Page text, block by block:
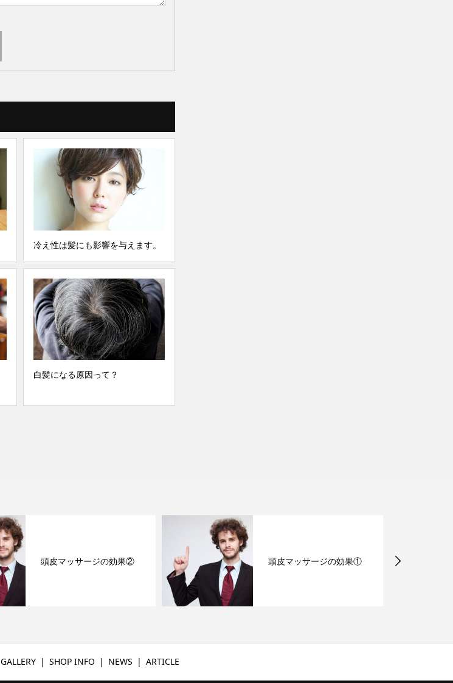
冷え性は髪にも影響を与えます。
白髪になる原因って？
頭皮マッサージの効果② 頭皮マッサージの効果①
GALLERY SHOP INFO NEWS ARTICLE